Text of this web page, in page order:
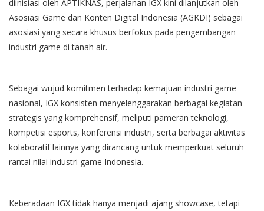
diinisiasi oleh APTIKNAS, perjalanan IGX kini dilanjutkan oleh
Asosiasi Game dan Konten Digital Indonesia (AGKDI) sebagai
asosiasi yang secara khusus berfokus pada pengembangan
industri game di tanah air.
Sebagai wujud komitmen terhadap kemajuan industri game
nasional, IGX konsisten menyelenggarakan berbagai kegiatan
strategis yang komprehensif, meliputi pameran teknologi,
kompetisi esports, konferensi industri, serta berbagai aktivitas
kolaboratif lainnya yang dirancang untuk memperkuat seluruh
rantai nilai industri game Indonesia.
Keberadaan IGX tidak hanya menjadi ajang showcase, tetapi